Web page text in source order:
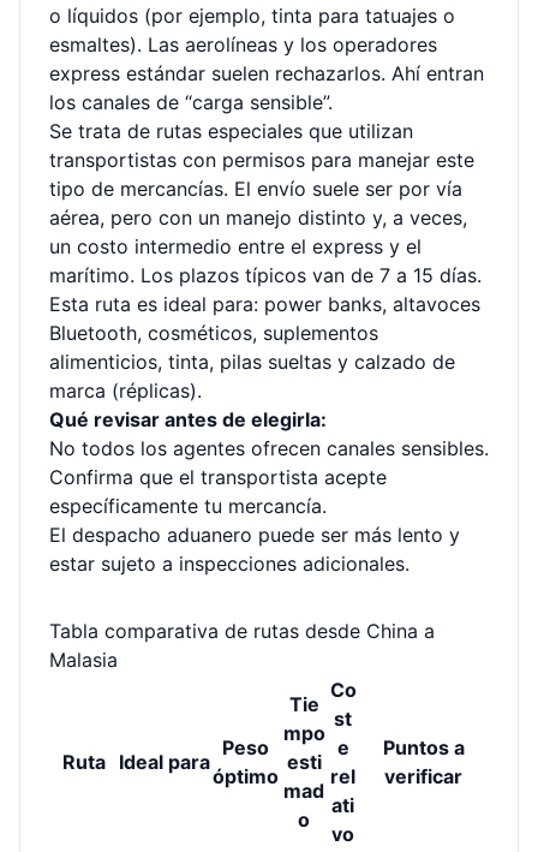
o líquidos (por ejemplo, tinta para tatuajes o
esmaltes). Las aerolíneas y los operadores
express estándar suelen rechazarlos. Ahí entran
los canales de “carga sensible”.
Se trata de rutas especiales que utilizan
transportistas con permisos para manejar este
tipo de mercancías. El envío suele ser por vía
aérea, pero con un manejo distinto y, a veces,
un costo intermedio entre el express y el
marítimo. Los plazos típicos van de 7 a 15 días.
Esta ruta es ideal para: power banks, altavoces
Bluetooth, cosméticos, suplementos
alimenticios, tinta, pilas sueltas y calzado de
marca (réplicas).
Qué revisar antes de elegirla:
No todos los agentes ofrecen canales sensibles.
Confirma que el transportista acepte
específicamente tu mercancía.
El despacho aduanero puede ser más lento y
estar sujeto a inspecciones adicionales.
Tabla comparativa de rutas desde China a
Malasia
Ruta Ideal para
Peso
óptimo
Tie
mpo
esti
mad
o
Co
st
e
rel
ati
vo
Puntos a
verificar